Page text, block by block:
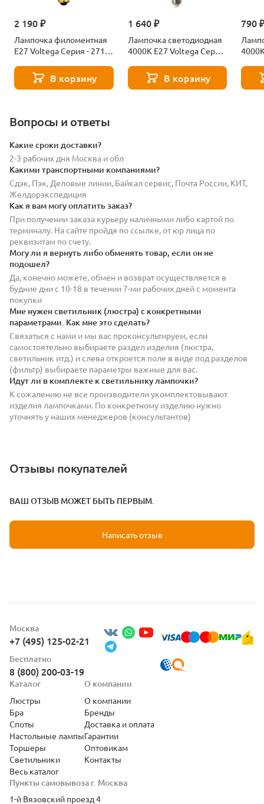
2 190 ₽
Лампочка филоментная
Е27 Voltega Серия - 271
В корзину
1 640 ₽
Лампочка светодиодная
4000К Е27 Voltega Серия
В корзину
790
Вопросы и ответы
Какие сроки доставки?
2-3 рабочих дня Москва и обл
Какими транспортными компаниями?
Сдэк, Пэк, Деловые линии, Байкал сервис, Почта России, КИТ,
Желдорэкспедиция
Как я вам могу оплатить заказ?
При получении заказа курьеру наличными либо картой по
терминалу. На сайте пройдя по ссылке, от юр лица по
реквизитам по счету.
Могу ли я вернуть либо обменять товар, если он не
подошел?
Да, конечно можете, обмен и возврат осуществляется в
будние дни с 10-18 в течении 7-ми рабочих дней с момента
покупки
Мне нужен светильник (люстра) с конкретными
параметрами. Как мне это сделать?
Связаться с нами и мы вас проконсультируем, если
самостоятельно выбираете раздел изделия (люстра,
светильник итд.) и слева откроется поле в виде под разделов
(фильтр) выбираете параметры важные для вас.
Идут ли в комплекте к светильнику лампочки?
К сожалению не все производители укомплектовывают
изделия лампочками. По конкретному изделию нужно
уточнять у наших менеджеров (консультантов)
Отзывы покупателей
ВАШ ОТЗЫВ МОЖЕТ БЫТЬ ПЕРВЫМ.
Написать отзыв
Москва
+7 (495) 125-02-21
Бесплатно
8 (800) 200-03-19
Пункты самовывоза г. Москва
1-й Вязовский проезд 4
Каталог
Люстры
Бра
Споты
Настольные лампы
Торшеры
Светильники
Весь каталог
О компании
О компании
Бренды
Доставка и оплата
Гарантии
Оптовикам
Контакты